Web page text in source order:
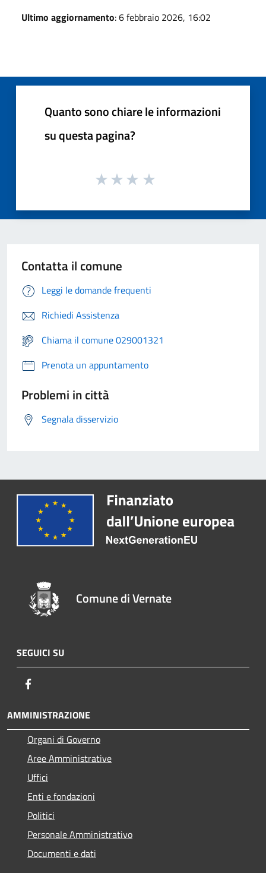
Ultimo aggiornamento: 6 febbraio 2026, 16:02
Quanto sono chiare le informazioni
su questa pagina?
Contatta il comune
Leggi le domande frequenti
Richiedi Assistenza
Chiama il comune 029001321
Prenota un appuntamento
Problemi in città
Segnala disservizio
Comune di Vernate
SEGUICI SU
AMMINISTRAZIONE
Organi di Governo
Aree Amministrative
Uffici
Enti e fondazioni
Politici
Personale Amministrativo
Documenti e dati